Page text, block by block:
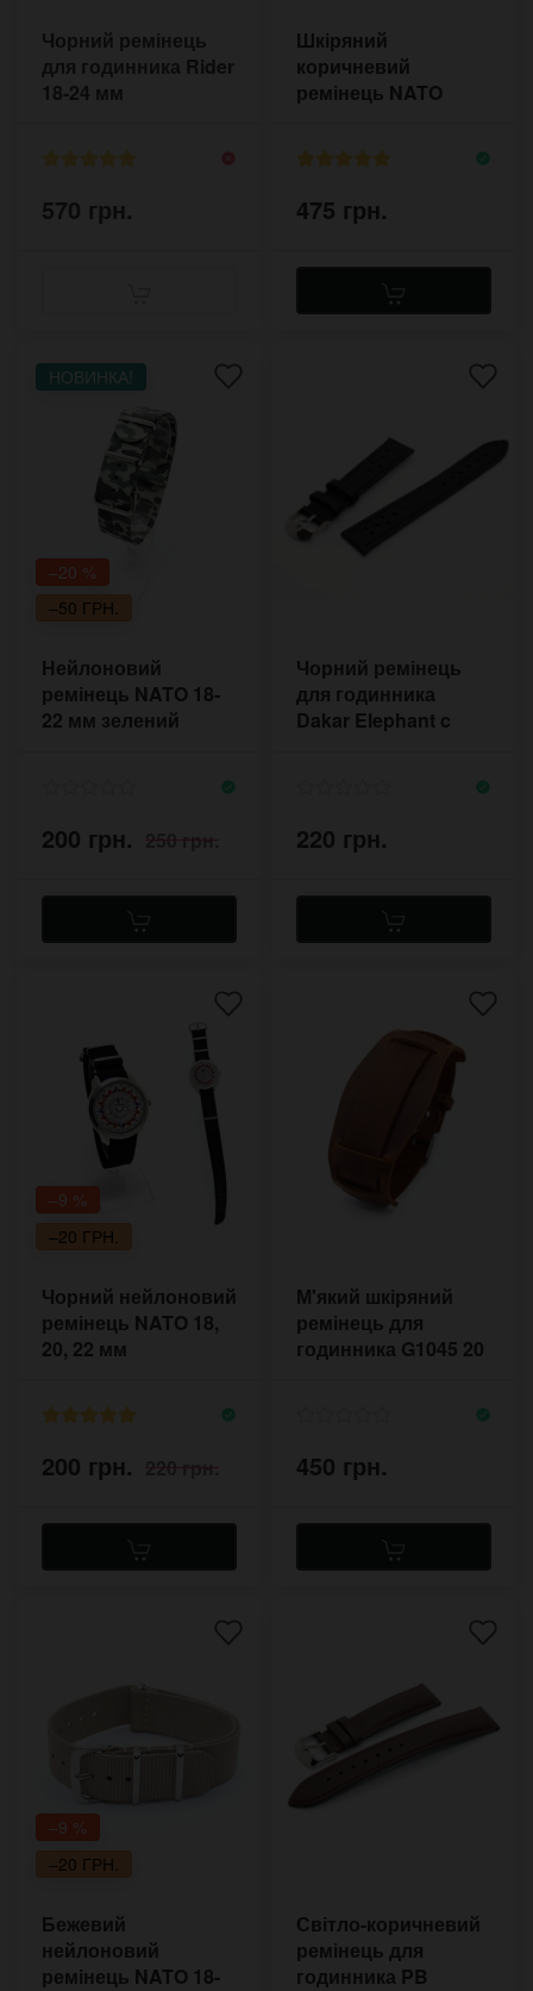
Чорний ремінець
для годинника Rider
18-24 мм
570 грн.
Шкіряний
коричневий
ремінець NATO
мм
475 грн.
НОВИНКА!
–20 %
–50 ГРН.
Нейлоновий
ремінець NATO 18-
22 мм зелений
200 грн. 250 грн.
Чорний ремінець
для годинника
Dakar Elephant c
220 грн.
–9 %
–20 ГРН.
Чорний нейлоновий
ремінець NATO 18,
20, 22 мм
200 грн. 220 грн.
М'який шкіряний
ремінець для
годинника G1045 20
450 грн.
–9 %
–20 ГРН.
Бежевий
нейлоновий
ремінець NATO 18-
Світло-коричневий
ремінець для
годинника PB